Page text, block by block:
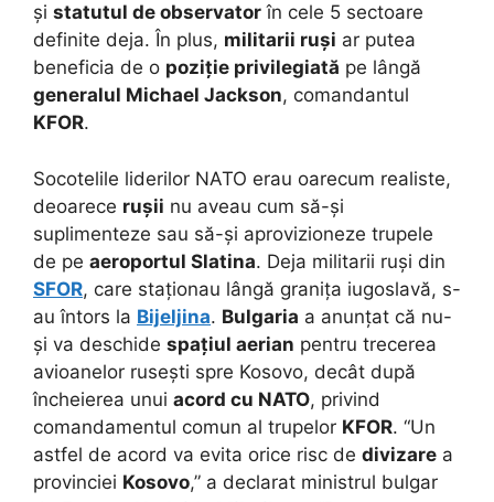
și statutul de observator în cele 5 sectoare
definite deja. În plus, militarii ruși ar putea
beneficia de o poziție privilegiată pe lângă
generalul Michael Jackson, comandantul
KFOR.
Socotelile liderilor NATO erau oarecum realiste,
deoarece rușii nu aveau cum să-și
suplimenteze sau să-și aprovizioneze trupele
de pe aeroportul Slatina. Deja militarii ruși din
SFOR, care staționau lângă granița iugoslavă, s-
au întors la Bijeljina. Bulgaria a anunțat că nu-
și va deschide spațiul aerian pentru trecerea
avioanelor rusești spre Kosovo, decât după
încheierea unui acord cu NATO, privind
comandamentul comun al trupelor KFOR. “Un
astfel de acord va evita orice risc de divizare a
provinciei Kosovo,” a declarat ministrul bulgar